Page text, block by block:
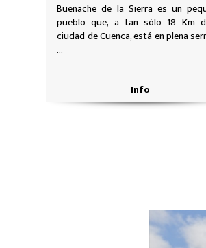
Valdemoro de la Sierra es un
situado a unos 58 km de Cuenca.
la localidad se pueden
relieves Triásicos ...
Info